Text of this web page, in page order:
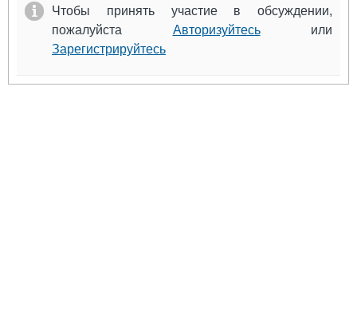
Чтобы принять участие в обсуждении,
пожалуйста Авторизуйтесьили
Зарегистрируйтесь